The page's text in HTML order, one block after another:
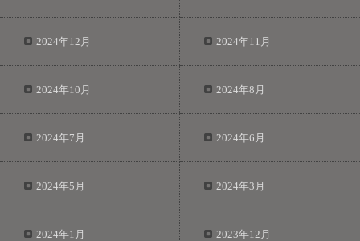
2024年12月 2024年11月
2024年10月 2024年8月
2024年7月 2024年6月
2024年5月 2024年3月
2024年1月 2023年12月